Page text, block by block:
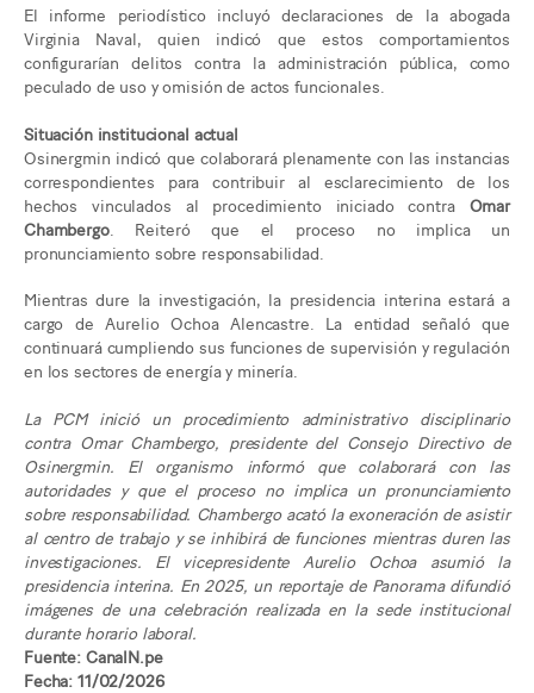
El informe periodístico incluyó declaraciones de la abogada
Virginia Naval, quien indicó que estos comportamientos
configurarían delitos contra la administración pública, como
peculado de uso y omisión de actos funcionales.
Situación institucional actual
Osinergmin indicó que colaborará plenamente con las instancias
correspondientes para contribuir al esclarecimiento de los
hechos vinculados al procedimiento iniciado contra Omar
Chambergo. Reiteró que el proceso no implica un
pronunciamiento sobre responsabilidad.
Mientras dure la investigación, la presidencia interina estará a
cargo de Aurelio Ochoa Alencastre. La entidad señaló que
continuará cumpliendo sus funciones de supervisión y regulación
en los sectores de energía y minería.
La PCM inició un procedimiento administrativo disciplinario
contra Omar Chambergo, presidente del Consejo Directivo de
Osinergmin. El organismo informó que colaborará con las
autoridades y que el proceso no implica un pronunciamiento
sobre responsabilidad. Chambergo acató la exoneración de asistir
al centro de trabajo y se inhibirá de funciones mientras duren las
investigaciones. El vicepresidente Aurelio Ochoa asumió la
presidencia interina. En 2025, un reportaje de Panorama difundió
imágenes de una celebración realizada en la sede institucional
durante horario laboral.
Fuente: CanalN.pe
Fecha: 11/02/2026